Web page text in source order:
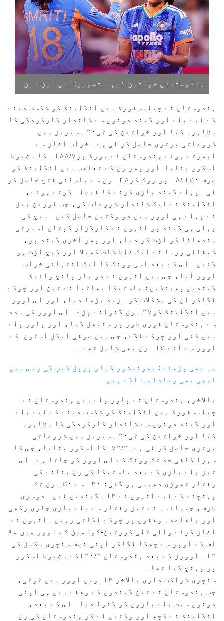
ہندوستانی خواتین ٹیم ۔ تصویر: آئی این این
ہندوستان نے چیلمسفورڈ میں انگلینڈ کو شکست دینے
کے لیے بلے اور گیند دونوں سے شاندار کارکردگی کا
مظاہرہ کیا اور خواتین کی ٹی۲۰؍ سیریز میں
شروعاتی برتری حاصل کر لی ہے۔ خراب آغاز سے
ابھرتے ہوئے ہندوستان نے بورڈ پر۱۸۸/۷؍ کا مضبوط
اسکور بنایا اور پھر رن کے تعاقب میں انگلینڈ کو
صرف ۱۵۰ /۸؍ پر روک کر۳۸؍ رن سے بآسانی فتح حاصل کر
لی۔ پہلے گیند بازی کرنے کا فیصلہ کرتے ہوئے،
انگلینڈ نے ایک شاندار شروعات کی، جب لورین بیل
نے پہلے ہی اوور میں دو وکٹیں حاصل کیں۔ میچ کی
پہلی ہی گیند پر انہوں نے کارگزار کپتان اسمرتی
مندھانا کو آؤٹ کر دیا، اور پھر آخری گیند پر،
شیفالی ورما نے ایک غلط شاٹ کھیلا اور کیچ آؤٹ ہو
گئیں۔ اس کے بعد اسی وونگ کا ایک انتہائی خراب
اوور آیا، جس میں انہوں نے دو بار پانچ وائیڈ
گیندیں پھینکیں؛ یاستیکا بھاٹیا نے تین اور چوکے
لگاکر ان کی مشکلات کو مزید بڑھا دیا، اور اس اوور
میں انگلینڈ کو۲۷؍ رن گنوانے پڑے۔ اس اوور کی مدد
سے ہندوستان فوری طور پر سنبھل گیا، اور پاور پلے
میں کئی اور چوکے لگے، جس میں صوفی ایکل اسٹون کے
اوور سے آئے ۱۵؍ رن بھی شامل تھے۔
یہ بھی پڑھئے : بھونیشور کمار پرپل کیپ کی ریس میں
ابھی بھی ربادا سے آگے ہیں
بالآخر، ہندوستان نے پاور پلے میں ہندوستان نے
چیلمسفورڈ میں انگلینڈ کو شکست دینے کے لیے بلے
اور گیند دونوں سے شاندار کارکردگی کا مظاہرہ
کیا اور خواتین کی ٹی۲۰؍ سیریز میں شروعاتی
برتری حاصل کر لی ہے۔۷۲/۲؍کا اسکور بنایا، جس کا
سہرا کافی حد تک وونگ کے اس اوور کو جاتا ہے۔ اس
تیز بلے بازی کے بعد یاستیکا کی رن بنانے کی
رفتار تھوڑی دھیمی ہو گئی؛ ۴۰؍ سے ۵۰؍ رن تک
پہنچنے کے لیے انہوں نے ۱۴؍ گیندیں لیں۔ دوسری
طرف، جیمائمہ نے تیز رفتار سے بلے بازی جاری رکھی
اور باقاعدہ وقفوں پر چوکے لگاتی رہیں۔ انہوں نے
آغاز کرنے والی ٹلی کورٹین-کولمین کے اوور میں مڈ
آف کے اوپر سے چھکا لگاکر اپنی نصف سنچری مکمل کی
۱۲؍ اوورز کے بعد ہندوستان ۱۲۰/۲کے مضبوط اسکور
پر پہنچ گیا تھا۔
سنچری شراکت داری بالآخر ۱۴؍ویں اوور میں ٹوٹی،
جب ہندوستان نے تین گیندوں کے وقفے میں ہی اپنی
دونوں سیٹ بلے بازوں کو گنوا دیا۔ اس کے بعد،
انگلینڈ نے کچھ اور وکٹیں لے کر ہندوستان کی رن